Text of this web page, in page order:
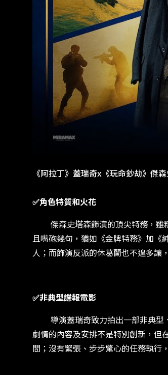
《阿拉丁》蓋瑞奇x《玩命鈔劫》傑
✅角色特質和火花
傑森史塔森飾演的頂尖特務，雖精
且嘴砲幾句，猶如《金牌特務》加《
人；而飾演反派的休葛蘭也不遑多讓
✅非典型諜報電影
導演蓋瑞奇致力拍出一部非典型、
劇情的內容及安排不是特別創新，但
間；沒有緊張、步步驚心的任務執行